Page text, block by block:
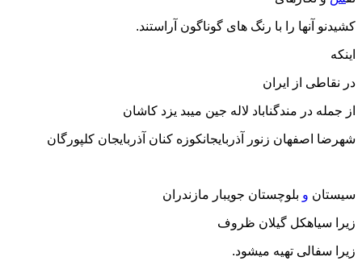
کشیدنو آنها را با رنگ های گوناگون آراستند.
اینکه
در نقاطی از ایران
از جمله در مندگناباد لاله جین میبد یزد کاشان
شهرضا اصفهان زنور آذربایجانکوزه کنان آذربایجان کلپورگان
سیستان و بلوچستان جویبار مازندران
زیرا سیاهکل گیلان ظروف
زیرا سفالی تهیه میشود.